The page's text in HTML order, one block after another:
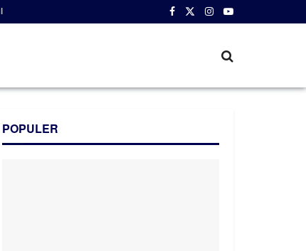
POPULER